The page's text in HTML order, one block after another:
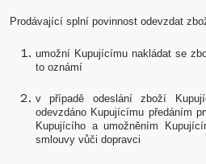
Prodávající splní povinnost odevzdat
umožní Kupujícímu nakládat se
to oznámí
v případě odeslání zboží
odevzdáno Kupujícímu předáním
Kupujícího a umožněním
smlouvy vůči dopravci